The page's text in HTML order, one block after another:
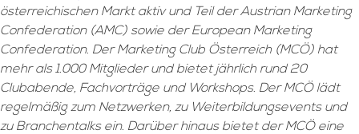
österreichischen Markt aktiv und Teil der Austrian Marketing
Confederation (AMC) sowie der European Marketing
Confederation. Der Marketing Club Österreich (MCÖ) hat
mehr als 1.000 Mitglieder und bietet jährlich rund 20
Clubabende, Fachvorträge und Workshops. Der MCÖ lädt
regelmäßig zum Netzwerken, zu Weiterbildungsevents und
zu Branchentalks ein. Darüber hinaus bietet der MCÖ eine